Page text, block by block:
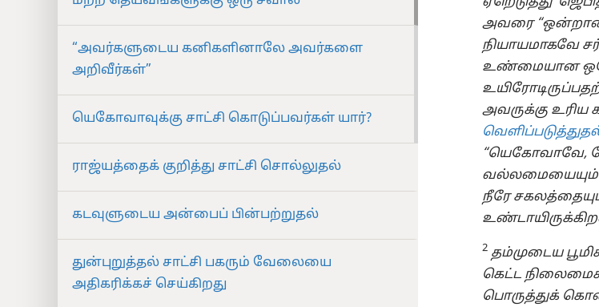
“அவர்களுடைய கனிகளினாலே அவர்களை
அறிவீர்கள்”
யெகோவாவுக்கு சாட்சி கொடுப்பவர்கள் யார்?
ராஜ்யத்தைக் குறித்து சாட்சி சொல்லுதல்
கடவுளுடைய அன்பைப் பின்பற்றுதல்
துன்புறுத்தல் சாட்சி பகரும் வேலையை
அதிகரிக்கச் செய்கிறது
அவரை
நியாயமாகவே
உண்மையான ஒரே
அவருக்கு
“யெகோவாவே,
வல்லமையையும்
நீரே
2 தம்முடைய
கெட்ட
பொருத்துக்